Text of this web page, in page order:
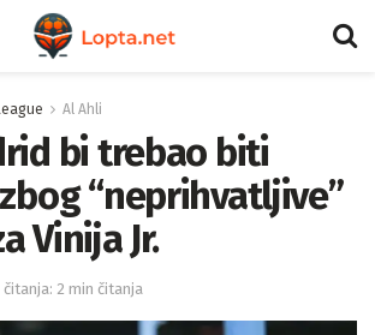
Al Ahli
bi trebao biti
“neprihvatljive”
Vinija Jr.
čitanja: 2 min čitanja